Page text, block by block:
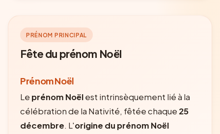
PRÉNOM PRINCIPAL
Fête du prénom Noël
Prénom Noël
Le prénom Noëlest intrinsèquement lié à la
célébration de la Nativité, fêtée chaque 25
décembre. L'origine du prénom Noël